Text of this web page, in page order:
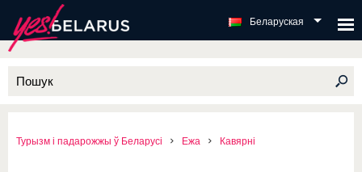
Беларуская
Турызм і падарожжы ў Беларусі Ежа Кавярні